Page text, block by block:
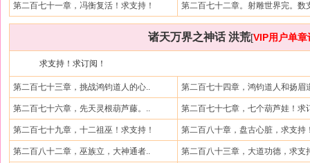
第二百七十一章，冯衡复活！求支持！ 第二百七十二章。射雕世界完。数
诸天万界之神话 洪荒[VIP用户单章
求支持！求订阅！
第二百七十三章，挑战鸿钧道人的心.. 第二百七十四章，鸿钧道人和扬眉
第二百七十六章，先天灵根葫芦藤。.. 第二百七十七章，七个葫芦娃！求
第二百七十九章，十二祖巫！求支持！ 第二百八十章，盘古心脏，求支持
第二百八十二章，巫族立，大神通者.. 第二百八十三章，大道功德，求支